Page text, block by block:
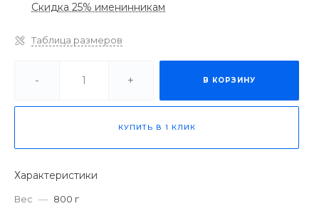
Скидка 25% именинникам
Таблица размеров
- + В КОРЗИНУ
КУПИТЬ В 1 КЛИК
Характеристики
Вес — 800 г